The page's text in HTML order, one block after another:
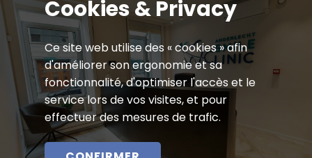
1070 Bruxelles
NOS HORAIRES
Lundi à vendredi : 9:00 - 18:30
Samedi : 9:00 - 18:00
Cookies & Privacy
Ce site web utilise des « cookies » afin
d'améliorer son ergonomie et sa
fonctionnalité, d'optimiser l'accès et le
service lors de vos visites, et pour
effectuer des mesures de trafic.